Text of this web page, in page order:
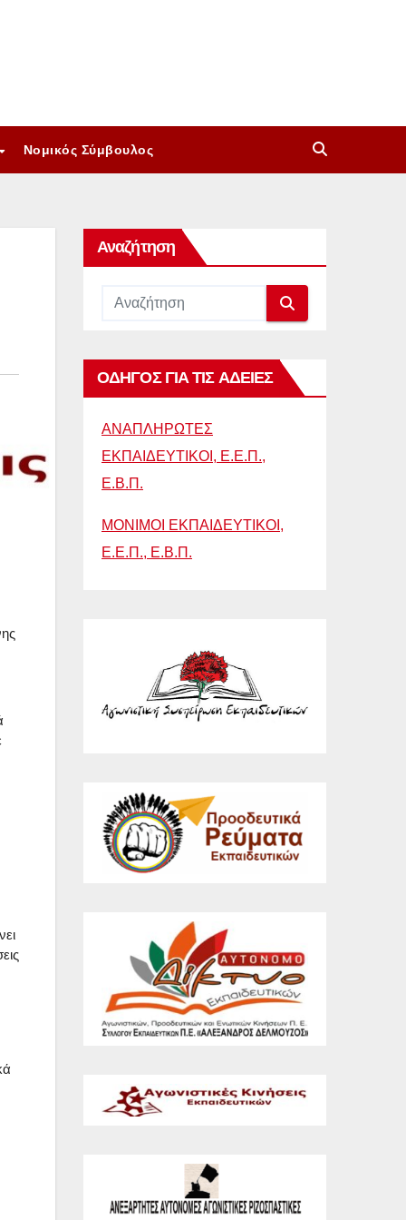
Νομικός Σύμβουλος
Αναζήτηση
ΟΔΗΓΟΣ ΓΙΑ ΤΙΣ ΑΔΕΙΕΣ
ΑΝΑΠΛΗΡΩΤΕΣ
ΕΚΠΑΙΔΕΥΤΙΚΟΙ, Ε.Ε.Π.,
Ε.Β.Π.
ΜΟΝΙΜΟΙ ΕΚΠΑΙΔΕΥΤΙΚΟΙ,
Ε.Ε.Π., Ε.Β.Π.